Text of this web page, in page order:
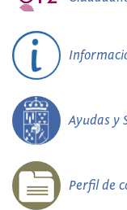
Ayudas y
Perfil de